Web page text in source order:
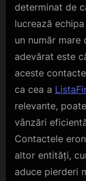
determinat de
lucrează
un număr
adevărat este
aceste
ca cea a
relevante,
vânzări
Contactele
altor entități,
aduce pierderi